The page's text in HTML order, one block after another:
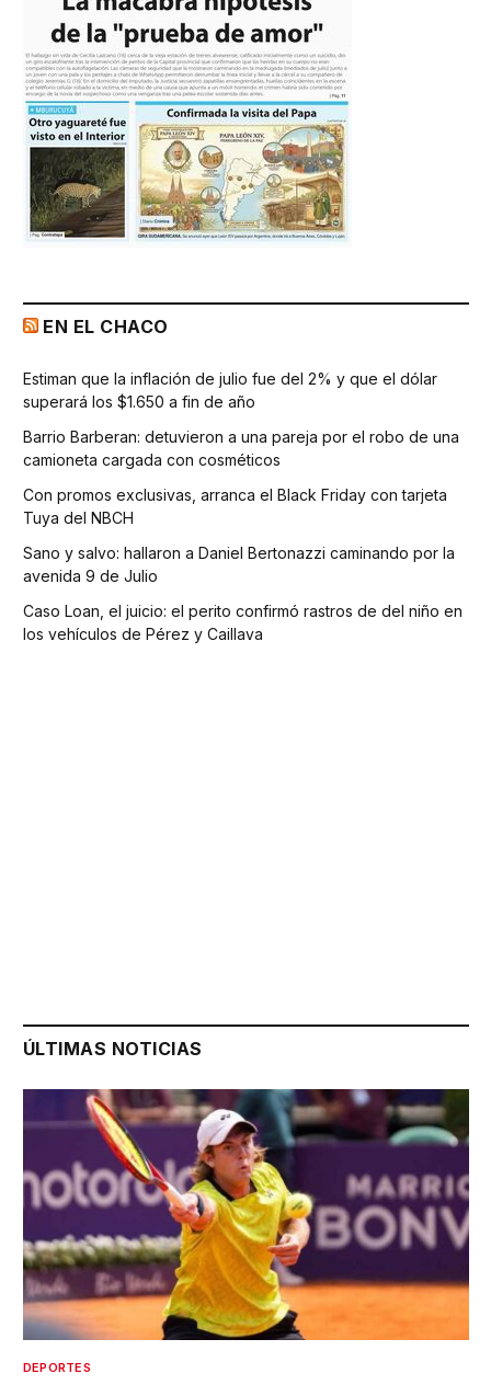
EN EL CHACO
Estiman que la inflación de julio fue del 2% y que el dólar
superará los $1.650 a fin de año
Barrio Barberan: detuvieron a una pareja por el robo de una
camioneta cargada con cosméticos
Con promos exclusivas, arranca el Black Friday con tarjeta
Tuya del NBCH
Sano y salvo: hallaron a Daniel Bertonazzi caminando por la
avenida 9 de Julio
Caso Loan, el juicio: el perito confirmó rastros de del niño en
los vehículos de Pérez y Caillava
ÚLTIMAS NOTICIAS
DEPORTES